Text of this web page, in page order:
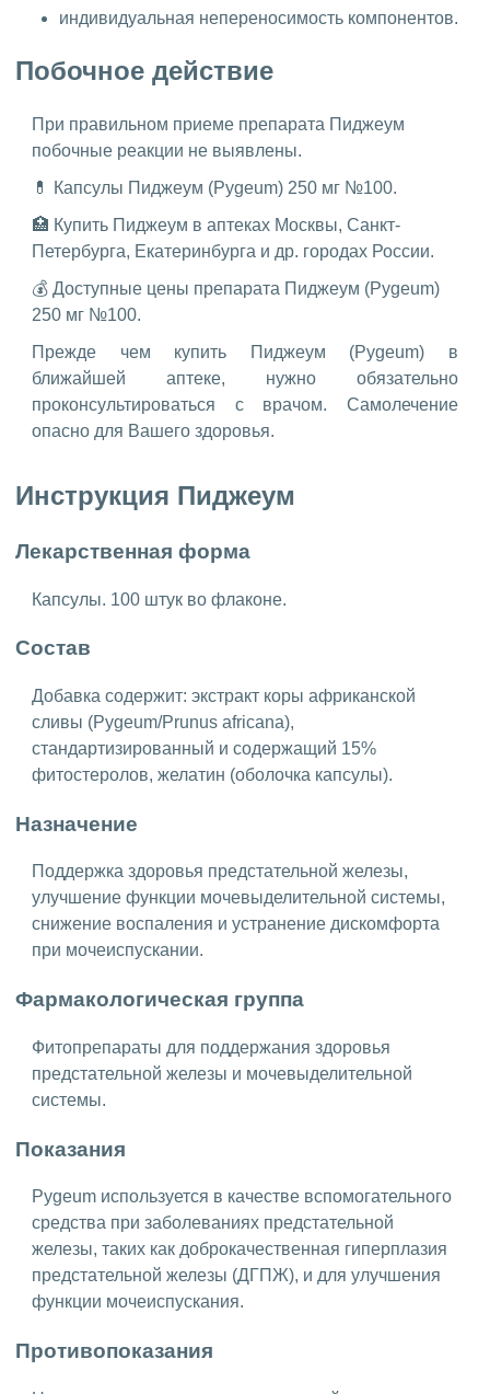
индивидуальная непереносимость компонентов.
Побочное действие
При правильном приеме препарата Пиджеум
побочные реакции не выявлены.
💊 Капсулы Пиджеум (Pygeum) 250 мг №100.
🏥 Купить Пиджеум в аптеках Москвы, Санкт-
Петербурга, Екатеринбурга и др. городах России.
💰 Доступные цены препарата Пиджеум (Pygeum)
250 мг №100.
Прежде чем купить Пиджеум (Pygeum) в
ближайшей аптеке, нужно обязательно
проконсультироваться с врачом. Самолечение
опасно для Вашего здоровья.
Инструкция Пиджеум
Лекарственная форма
Капсулы. 100 штук во флаконе.
Состав
Добавка содержит: экстракт коры африканской
сливы (Pygeum/Prunus africana),
стандартизированный и содержащий 15%
фитостеролов, желатин (оболочка капсулы).
Назначение
Поддержка здоровья предстательной железы,
улучшение функции мочевыделительной системы,
снижение воспаления и устранение дискомфорта
при мочеиспускании.
Фармакологическая группа
Фитопрепараты для поддержания здоровья
предстательной железы и мочевыделительной
системы.
Показания
Pygeum используется в качестве вспомогательного
средства при заболеваниях предстательной
железы, таких как доброкачественная гиперплазия
предстательной железы (ДГПЖ), и для улучшения
функции мочеиспускания.
Противопоказания